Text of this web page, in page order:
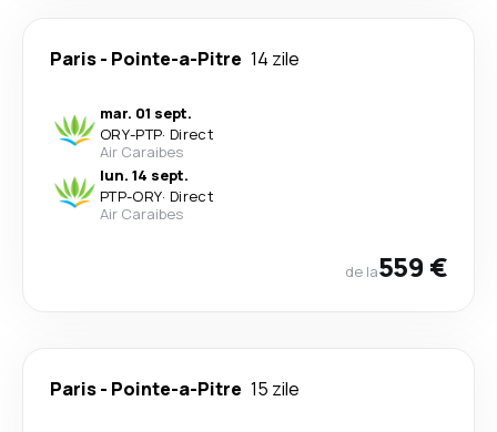
Paris- Pointe-a-Pitre 14 zile
mar. 01 sept.
ORY-PTP· Direct
Air Caraibes
lun. 14 sept.
PTP-ORY· Direct
Air Caraibes
de la559 €
Paris- Pointe-a-Pitre 15 zile